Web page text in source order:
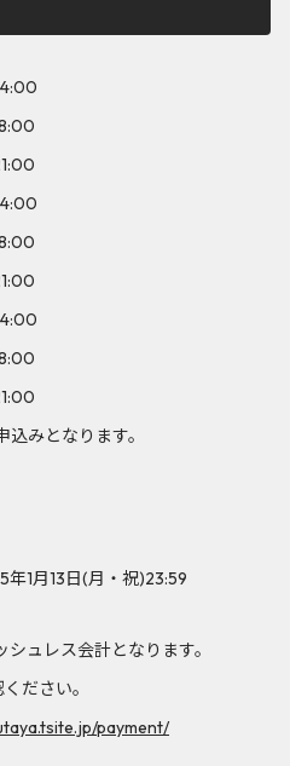
みとなります。
1月13日(月・祝)23:59
シュレス会計となります。
ださい。
payment/